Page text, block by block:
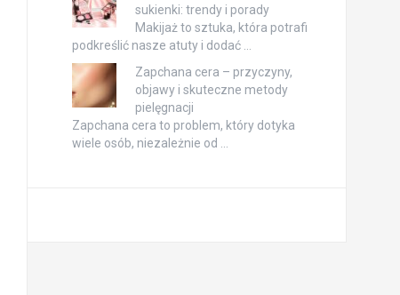
sukienki: trendy i porady
Makijaż to sztuka, która potrafi
podkreślić nasze atuty i dodać …
Zapchana cera – przyczyny,
objawy i skuteczne metody
pielęgnacji
Zapchana cera to problem, który dotyka
wiele osób, niezależnie od …